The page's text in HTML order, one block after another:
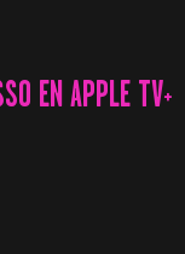
EN APPLE TV+